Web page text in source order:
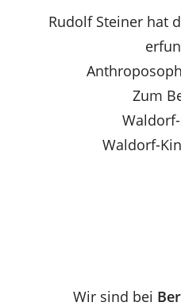
Rudolf Steiner hat
Zum
Waldorf-
Wir sind bei